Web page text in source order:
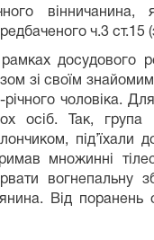
вінничанина,
ч.3 ст.15
досудового
зі своїм
річного чоловіка.
осіб. Так, група
під’їхали
множинні
вогнепальну
Від поранень